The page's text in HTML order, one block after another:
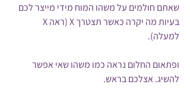
שאתם חולמים על משהו המוח מידי מייצר לכם
למעלה).
ופתאום החלום נראה כמו משהו שאי אפשר
להשיג. אצלכם בראש.